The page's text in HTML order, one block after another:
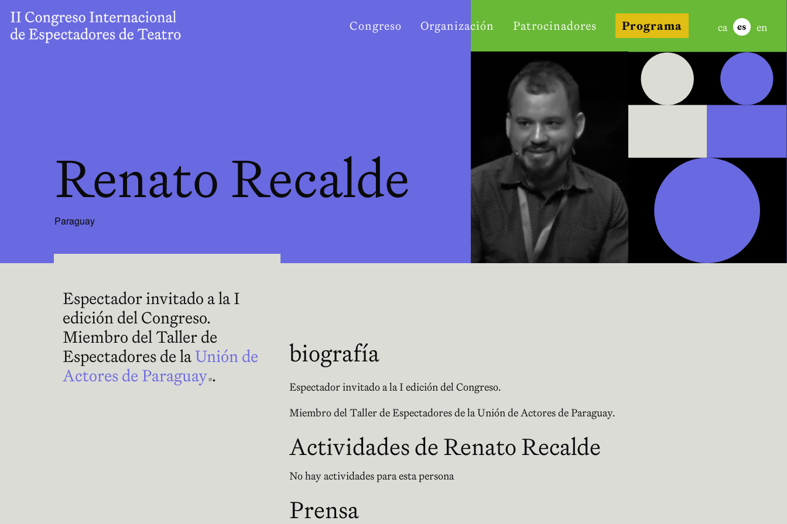
Congreso Organización Patrocinadores Programa ca es en
Renato Recalde
Paraguay
Espectador invitado a la I
edición del Congreso.
Miembro del Taller de
Espectadores de laUnión de
Actores de Paraguay Abre en nueva ventana
.
biografía
Espectador invitado a la I edición del Congreso.
Miembro del Taller de Espectadores de la Unión de Actores de Paraguay.
Actividades de Renato Recalde
No hay actividades para esta persona
Prensa